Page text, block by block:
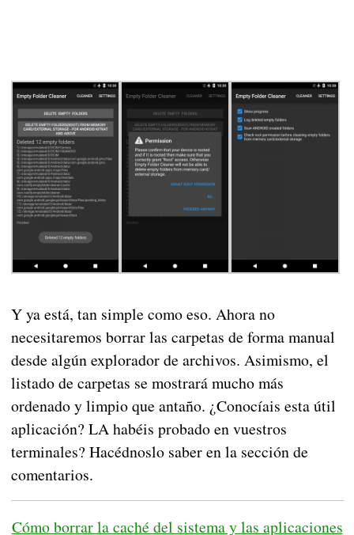
Y ya está, tan simple como eso. Ahora no
necesitaremos borrar las carpetas de forma manual
desde algún explorador de archivos. Asimismo, el
listado de carpetas se mostrará mucho más
ordenado y limpio que antaño. ¿Conocíais esta útil
aplicación? LA habéis probado en vuestros
terminales? Hacédnoslo saber en la sección de
comentarios.
Cómo borrar la caché del sistema y las aplicaciones